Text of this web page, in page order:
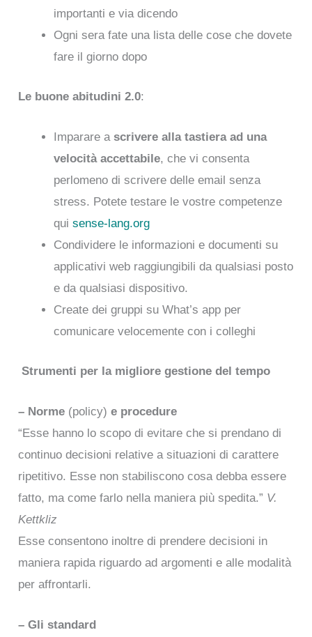
importanti e via dicendo
Ogni sera fate una lista delle cose che dovete
fare il giorno dopo
Le buone abitudini 2.0:
Imparare ascrivere alla tastiera ad una
velocità accettabile, che vi consenta
perlomeno di scrivere delle email senza
stress. Potete testare le vostre competenze
quisense-lang.org
Condividere le informazioni e documenti su
applicativi web raggiungibili da qualsiasi posto
e da qualsiasi dispositivo.
Create dei gruppi su What’s app per
comunicare velocemente con i colleghi
Strumenti per la migliore gestione del tempo
– Norme (policy) e procedure
“Esse hanno lo scopo di evitare che si prendano di
continuo decisioni relative a situazioni di carattere
ripetitivo. Esse non stabiliscono cosa debba essere
fatto, ma come farlo nella maniera più spedita.” V.
Kettkliz
Esse consentono inoltre di prendere decisioni in
maniera rapida riguardo ad argomenti e alle modalità
per affrontarli.
– Gli standard